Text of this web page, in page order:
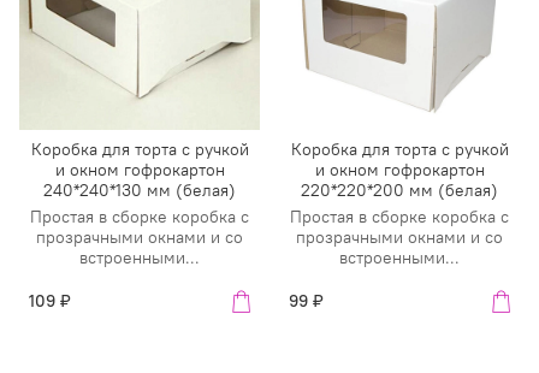
Коробка для торта с ручкой
и окном гофрокартон
240*240*130 мм (белая)
Простая в сборке коробка с
прозрачными окнами и со
встроенными...
109 ₽
Коробка для торта с ручкой
и окном гофрокартон
220*220*200 мм (белая)
Простая в сборке коробка с
прозрачными окнами и со
встроенными...
99 ₽